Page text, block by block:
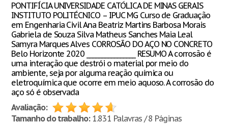
PONTIFÍCIA UNIVERSIDADE CATÓLICA DE MINAS GERAIS
INSTITUTO POLITÉCNICO – IPUC MG Curso de Graduação
em Engenharia Civil Ana Beatriz Martins Barbosa Morais
Gabriela de Souza Silva Matheus Sanches Maia Leal
Samyra Marques Alves CORROSÃO DO AÇO NO CONCRETO
Belo Horizonte 2020 ________________ RESUMO A corrosão é
uma interação que destrói o material por meio do
ambiente, seja por alguma reação química ou
eletroquímica que ocorre em meio aquoso. A corrosão do
aço só é observada
Avaliação:
Tamanho do trabalho:1.831 Palavras / 8 Páginas